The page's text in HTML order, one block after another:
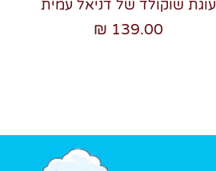
עוגת שוקולד של דניאל עמית
139.00 ₪